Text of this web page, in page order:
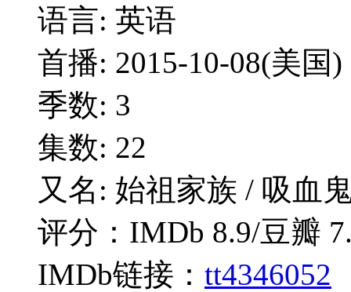
语言: 英语
首播: 2015-10-08(美国)
季数: 3
集数: 22
又名: 始祖家族 / 吸血
评分：IMDb 8.9/豆瓣
IMDb链接： tt4346052